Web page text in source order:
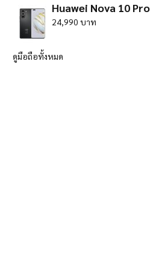
Huawei Nova 10 Pro
24,990 บาท
ดูมือถือทั้งหมด